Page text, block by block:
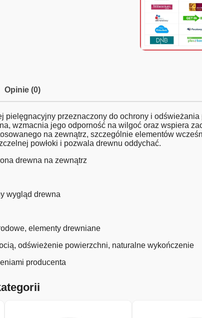
Opinie (0)
pielęgnacyjny przeznaczony do ochrony i
wzmacnia jego odporność na wilgoć oraz wspiera
na zewnątrz, szczególnie elementów
powłoki i pozwala drewnu oddychać.
drewna na zewnątrz
wygląd drewna
elementy drewniane
odświeżenie powierzchni, naturalne wykończenie
producenta